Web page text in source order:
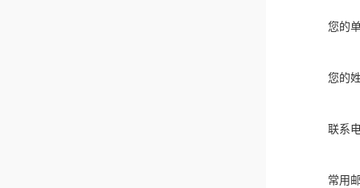
您的
您的
联系
常用